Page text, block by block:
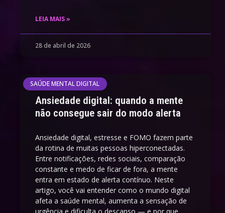
LEIA MAIS »
28 de abril de 2026
SAÚDE MENTAL DIGITAL
Ansiedade digital: quando a mente
não consegue sair do modo alerta
Ansiedade digital, estresse e FOMO fazem parte
da rotina de muitas pessoas hiperconectadas.
Entre notificações, redes sociais, comparação
constante e medo de ficar de fora, a mente
entra em estado de alerta contínuo. Neste
artigo, você vai entender como o mundo digital
afeta a saúde mental, aumenta a sensação de